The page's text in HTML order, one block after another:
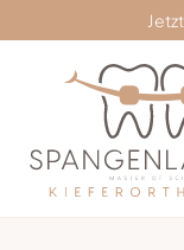
to
content